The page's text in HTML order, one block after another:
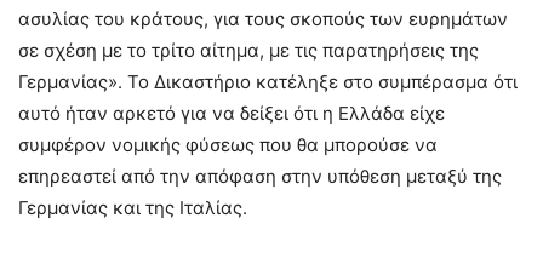
ασυλίας του κράτους, για τους σκοπούς των ευρημάτων
σε σχέση με το τρίτο αίτημα, με τις παρατηρήσεις της
Γερμανίας». Το Δικαστήριο κατέληξε στο συμπέρασμα ότι
αυτό ήταν αρκετό για να δείξει ότι η Ελλάδα είχε
συμφέρον νομικής φύσεως που θα μπορούσε να
επηρεαστεί από την απόφαση στην υπόθεση μεταξύ της
Γερμανίας και της Ιταλίας.